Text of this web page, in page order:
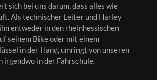
sich bei uns darum, dass alles wie
Als technischer Leiter und Harley
entweder in den rheinhessischen
seinem Bike oder mit einem
in der Hand, umringt von unseren
irgendwo in der Fahrschule.